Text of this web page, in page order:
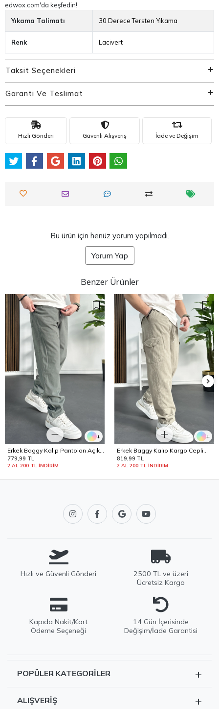
edwox.com'da keşfedin!
Yıkama Talimatı
30 Derece Tersten Yıkama
Renk Lacivert
Taksit Seçenekleri
Garanti Ve Teslimat
Hızlı Gönderi Güvenli Alışveriş İade ve Değişim
Bu ürün için henüz yorum yapılmadı.
Yorum Yap
Benzer Ürünler
+
Erkek Baggy Kalıp Pantolon Açık
Yeşil Edw130
779,99 TL
2 AL 200 TL İNDİRİM
+
Erkek Baggy Kalıp Kargo Cepli
Pantolon Bej Edw131
819,99 TL
2 AL 200 TL İNDİRİM
Hızlı ve Güvenli Gönderi
2500 TL ve üzeri
Ücretsiz Kargo
Kapıda Nakit/Kart
Ödeme Seçeneği
14 Gün İçerisinde
Değişim/İade Garantisi
POPÜLER KATEGORILER +
Kazak
ALIŞVERIŞ +